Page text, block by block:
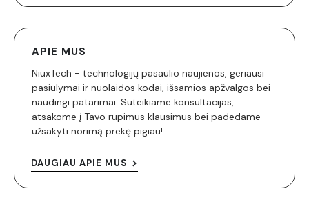
APIE MUS
NiuxTech - technologijų pasaulio naujienos, geriausi
pasiūlymai ir nuolaidos kodai, išsamios apžvalgos bei
naudingi patarimai. Suteikiame konsultacijas,
atsakome į Tavo rūpimus klausimus bei padedame
užsakyti norimą prekę pigiau!
DAUGIAU APIE MUS